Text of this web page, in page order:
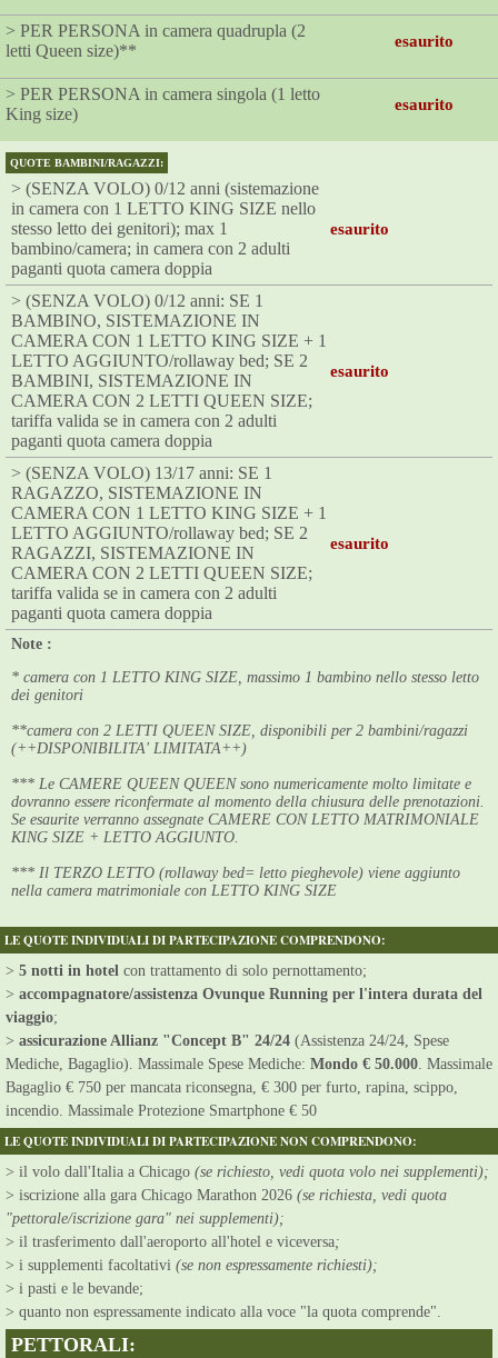
> PER PERSONA in camera quadrupla (2
letti Queen size)**
esaurito
> PER PERSONA in camera singola (1 letto
King size)
esaurito
QUOTE BAMBINI/RAGAZZI:
> (SENZA VOLO) 0/12 anni (sistemazione
in camera con 1 LETTO KING SIZE nello
stesso letto dei genitori); max 1
bambino/camera; in camera con 2 adulti
paganti quota camera doppia
esaurito
> (SENZA VOLO) 0/12 anni: SE 1
BAMBINO, SISTEMAZIONE IN
CAMERA CON 1 LETTO KING SIZE + 1
LETTO AGGIUNTO/rollaway bed; SE 2
BAMBINI, SISTEMAZIONE IN
CAMERA CON 2 LETTI QUEEN SIZE;
tariffa valida se in camera con 2 adulti
paganti quota camera doppia
esaurito
> (SENZA VOLO) 13/17 anni: SE 1
RAGAZZO, SISTEMAZIONE IN
CAMERA CON 1 LETTO KING SIZE + 1
LETTO AGGIUNTO/rollaway bed; SE 2
RAGAZZI, SISTEMAZIONE IN
CAMERA CON 2 LETTI QUEEN SIZE;
tariffa valida se in camera con 2 adulti
paganti quota camera doppia
esaurito
Note :
* camera con 1 LETTO KING SIZE, massimo 1 bambino nello stesso letto
dei genitori
**camera con 2 LETTI QUEEN SIZE, disponibili per 2 bambini/ragazzi
(++DISPONIBILITA' LIMITATA++)
*** Le CAMERE QUEEN QUEEN sono numericamente molto limitate e
dovranno essere riconfermate al momento della chiusura delle prenotazioni.
Se esaurite verranno assegnate CAMERE CON LETTO MATRIMONIALE
KING SIZE + LETTO AGGIUNTO.
*** Il TERZO LETTO (rollaway bed= letto pieghevole) viene aggiunto
nella camera matrimoniale con LETTO KING SIZE
LE QUOTE INDIVIDUALI DI PARTECIPAZIONE COMPRENDONO:
> 5 notti in hotel con trattamento di solo pernottamento;
> accompagnatore/assistenza Ovunque Running per l'intera durata del
viaggio;
> assicurazione Allianz "Concept B" 24/24 (Assistenza 24/24, Spese
Mediche, Bagaglio). Massimale Spese Mediche: Mondo € 50.000. Massimale
Bagaglio € 750 per mancata riconsegna, € 300 per furto, rapina, scippo,
incendio. Massimale Protezione Smartphone € 50
LE QUOTE INDIVIDUALI DI PARTECIPAZIONE NON COMPRENDONO:
> il volo dall'Italia a Chicago (se richiesto, vedi quota volo nei supplementi);
> iscrizione alla gara Chicago Marathon 2026 (se richiesta, vedi quota
"pettorale/iscrizione gara" nei supplementi);
> il trasferimento dall'aeroporto all'hotel e viceversa;
> i supplementi facoltativi (se non espressamente richiesti);
> i pasti e le bevande;
> quanto non espressamente indicato alla voce "la quota comprende".
PETTORALI: